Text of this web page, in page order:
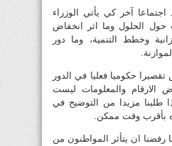
آخر كي يأتي الوزراء
حول الحلول وما اثر انخفاض
وخطط التنمية، وما دور
حكوميا فعليا في الدور
الارقام والمعلومات ليست
طلبنا مزيدا من التوضيح في
بأقرب وقت ممكن.
ان يتأثر المواطنون من